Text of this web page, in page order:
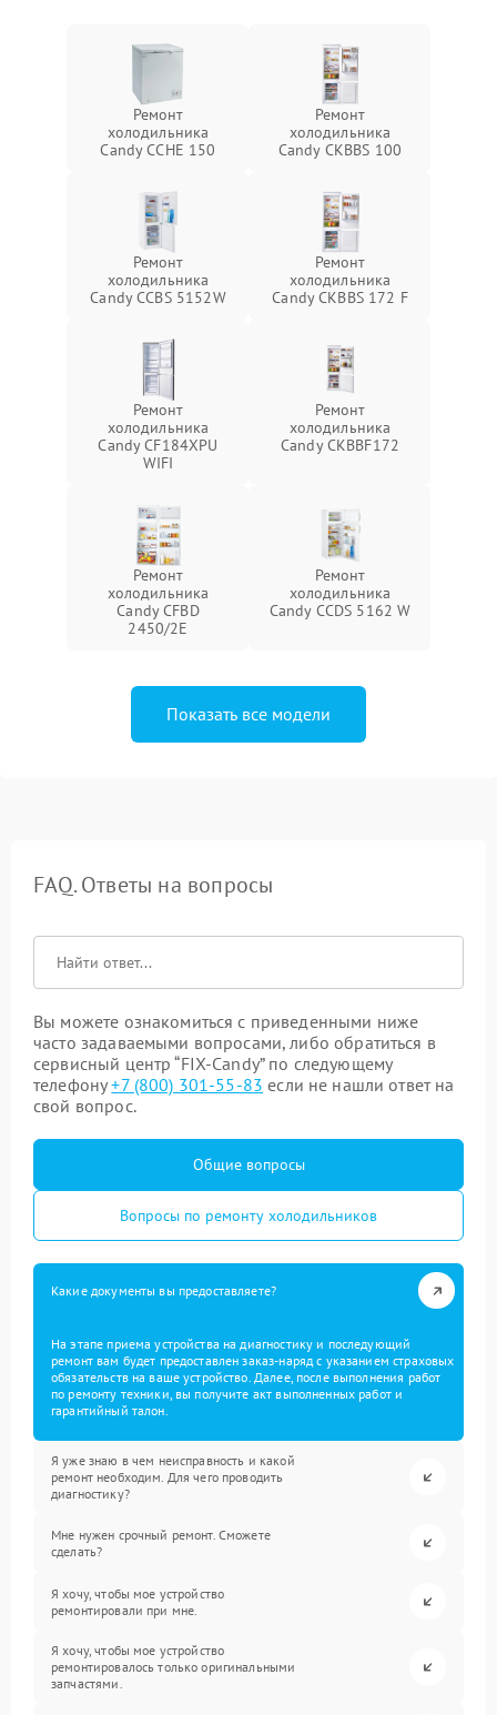
Ремонт
холодильника
Candy CCHE 150
Ремонт
холодильника
Candy CKBBS 100
Ремонт
холодильника
Candy CCBS 5152W
Ремонт
холодильника
Candy CKBBS 172 F
Ремонт
холодильника
Candy CF184XPU
WIFI
Ремонт
холодильника
Candy CKBBF172
Ремонт
холодильника
Candy CFBD
2450/2E
Ремонт
холодильника
Candy CCDS 5162 W
Показать все модели
FAQ. Ответы на вопросы
Вы можете ознакомиться с приведенными ниже
часто задаваемыми вопросами, либо обратиться в
сервисный центр “FIX-Candy” по следующему
телефону+7 (800) 301-55-83 если не нашли ответ на
свой вопрос.
Общие вопросы
Вопросы по ремонту холодильников
Какие документы вы предоставляете?
На этапе приема устройства на диагностику и последующий
ремонт вам будет предоставлен заказ-наряд с указанием страховых
обязательств на ваше устройство. Далее, после выполнения работ
по ремонту техники, вы получите акт выполненных работ и
гарантийный талон.
Я уже знаю в чем неисправность и какой
ремонт необходим. Для чего проводить
диагностику?
Мне нужен срочный ремонт. Сможете
сделать?
Я хочу, чтобы мое устройство
ремонтировали при мне.
Я хочу, чтобы мое устройство
ремонтировалось только оригинальными
запчастями.